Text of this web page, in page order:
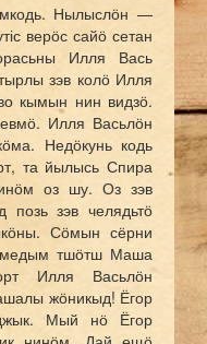
Нылыслӧн —
верӧс сайӧ сетан
Илля Вась
зэв колӧ Илля
кымын нин видзӧ.
Илля Васьлӧн
Недӧкунь кодь
та йылысь Спира
оз шу. Оз зэв
зэв челядьтӧ
Сӧмын сёрни
медым тшӧтш Маша
Илля Васьлӧн
жӧникыд! Ёгор
Мый нӧ Ёгор